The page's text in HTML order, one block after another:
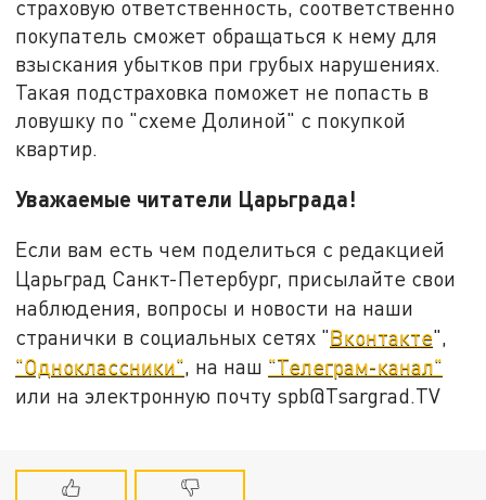
страховую ответственность, соответственно
покупатель сможет обращаться к нему для
взыскания убытков при грубых нарушениях.
Такая подстраховка поможет не попасть в
ловушку по "схеме Долиной" с покупкой
квартир.
Уважаемые читатели Царьграда!
Если вам есть чем поделиться с редакцией
Царьград Санкт-Петербург, присылайте свои
наблюдения, вопросы и новости на наши
странички в социальных сетях "Вконтакте",
"Одноклассники", на наш "Телеграм-канал"
или на электронную почту spb@Tsargrad.TV